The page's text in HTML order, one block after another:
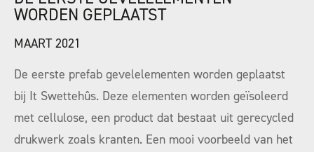
WORDEN GEPLAATST
MAART 2021
De eerste prefab gevelelementen worden geplaatst
bij It Swettehûs. Deze elementen worden geïsoleerd
met cellulose, een product dat bestaat uit gerecycled
drukwerk zoals kranten. Een mooi voorbeeld van het